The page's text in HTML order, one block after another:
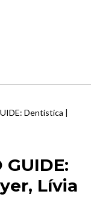
Dentística |
GUIDE:
Lívia